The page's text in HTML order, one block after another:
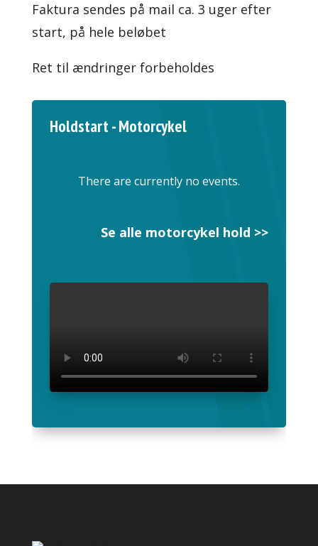
Faktura sendes på mail ca. 3 uger efter
start, på hele beløbet
Ret til ændringer forbeholdes
Holdstart - Motorcykel
There are currently no events.
Se alle motorcykel hold >>